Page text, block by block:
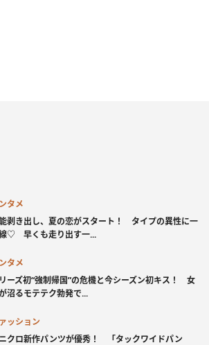
タメ
剥き出し、夏の恋がスタート！ タイプの異性に一
♡ 早くも走り出す一...
タメ
ーズ初“強制帰国”の危機と今シーズン初キス！ 女
沼るモテテク勃発で...
ッション
クロ新作パンツが優秀！ 「タックワイドパン